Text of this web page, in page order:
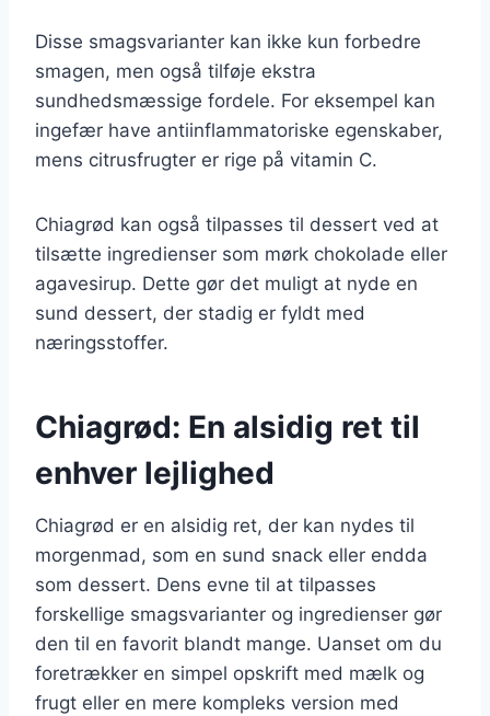
Disse smagsvarianter kan ikke kun forbedre
smagen, men også tilføje ekstra
sundhedsmæssige fordele. For eksempel kan
ingefær have antiinflammatoriske egenskaber,
mens citrusfrugter er rige på vitamin C.
Chiagrød kan også tilpasses til dessert ved at
tilsætte ingredienser som mørk chokolade eller
agavesirup. Dette gør det muligt at nyde en
sund dessert, der stadig er fyldt med
næringsstoffer.
Chiagrød: En alsidig ret til
enhver lejlighed
Chiagrød er en alsidig ret, der kan nydes til
morgenmad, som en sund snack eller endda
som dessert. Dens evne til at tilpasses
forskellige smagsvarianter og ingredienser gør
den til en favorit blandt mange. Uanset om du
foretrækker en simpel opskrift med mælk og
frugt eller en mere kompleks version med